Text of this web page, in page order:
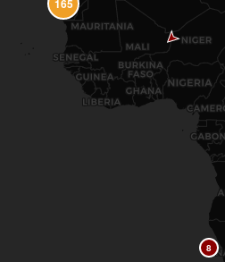
8
165